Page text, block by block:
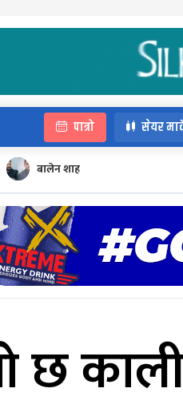
पात्रो सेयर
बालेन शाह